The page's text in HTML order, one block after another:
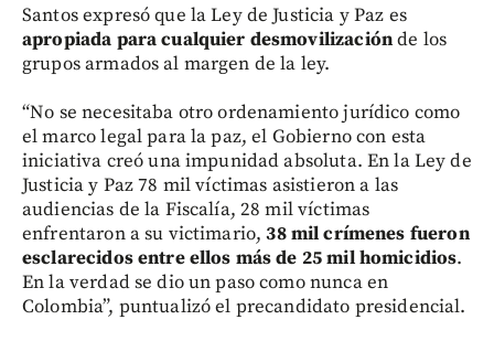
Santos expresó que la Ley de Justicia y Paz es
apropiada para cualquier desmovilizaciónde los
grupos armados al margen de la ley.
“No se necesitaba otro ordenamiento jurídico como
el marco legal para la paz, el Gobierno con esta
iniciativa creó una impunidad absoluta. En la Ley de
Justicia y Paz 78 mil víctimas asistieron a las
audiencias de la Fiscalía, 28 mil víctimas
enfrentaron a su victimario,38 mil crímenes fueron
esclarecidos entre ellos más de 25 mil homicidios.
En la verdad se dio un paso como nunca en
Colombia”, puntualizó el precandidato presidencial.